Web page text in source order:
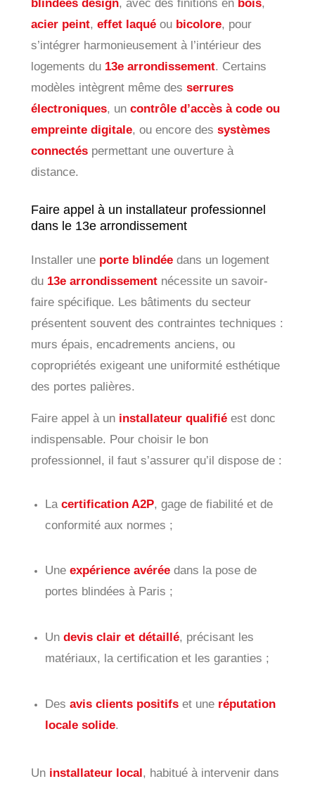
blindées design, avec des finitions en bois,
acier peint, effet laquéou bicolore, pour
s’intégrer harmonieusement à l’intérieur des
logements du 13e arrondissement. Certains
modèles intègrent même des serrures
électroniques, un contrôle d’accès à code ou
empreinte digitale, ou encore des systèmes
connectéspermettant une ouverture à
distance.
Faire appel à un installateur professionnel
dans le 13e arrondissement
Installer une porte blindéedans un logement
du 13e arrondissementnécessite un savoir-
faire spécifique. Les bâtiments du secteur
présentent souvent des contraintes techniques :
murs épais, encadrements anciens, ou
copropriétés exigeant une uniformité esthétique
des portes palières.
Faire appel à un installateur qualifiéest donc
indispensable. Pour choisir le bon
professionnel, il faut s’assurer qu’il dispose de :
La certification A2P, gage de fiabilité et de
conformité aux normes ;
Une expérience avéréedans la pose de
portes blindées à Paris ;
Un devis clair et détaillé, précisant les
matériaux, la certification et les garanties ;
Des avis clients positifset une réputation
locale solide.
Un installateur local, habitué à intervenir dans